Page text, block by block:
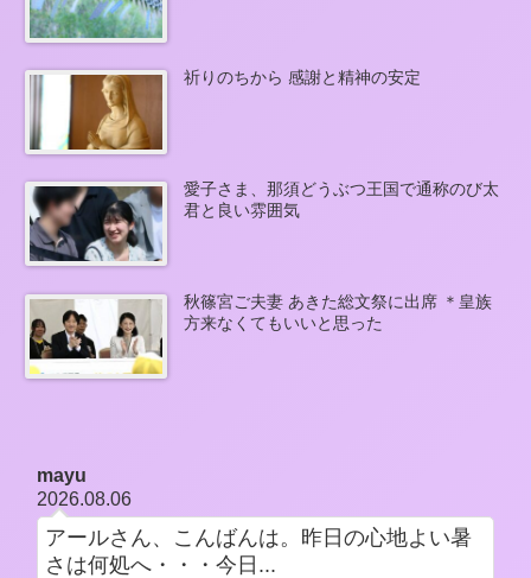
祈りのちから 感謝と精神の安定
愛子さま、那須どうぶつ王国で通称のび太
君と良い雰囲気
秋篠宮ご夫妻 あきた総文祭に出席 ＊皇族
方来なくてもいいと思った
mayu
2026.08.06
アールさん、こんばんは。昨日の心地よい暑
さは何処へ・・・今日...